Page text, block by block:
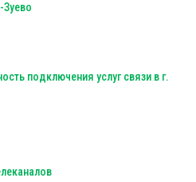
подключения услуг связи в г.